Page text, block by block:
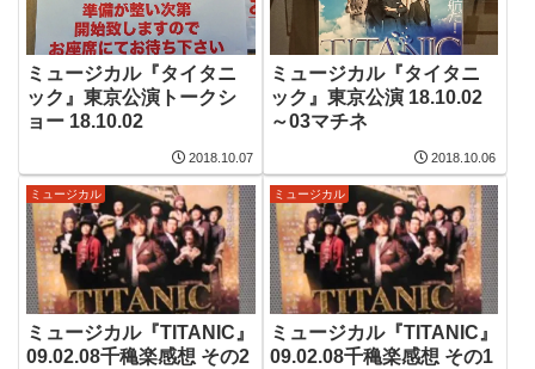
ミュージカル『タイタニ
ック』東京公演トークシ
ョー 18.10.02
2018.10.07
ミュージカル『タイタニ
ック』東京公演 18.10.02
～03マチネ
2018.10.06
ミュージカル
ミュージカル『TITANIC』
09.02.08千穐楽感想 その2
ミュージカル
ミュージカル『TITANIC』
09.02.08千穐楽感想 その1